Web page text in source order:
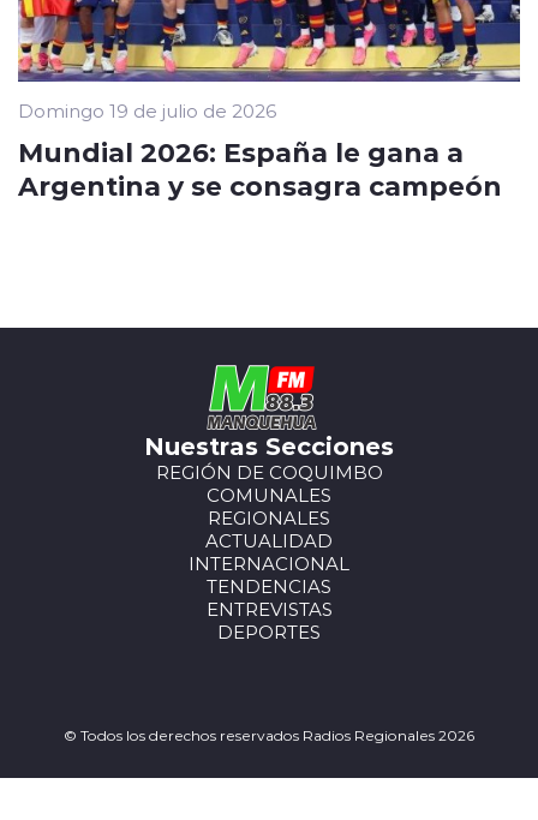
Domingo 19 de julio de 2026
Mundial 2026: España le gana a
Argentina y se consagra campeón
Nuestras Secciones
REGIÓN DE COQUIMBO
COMUNALES
REGIONALES
ACTUALIDAD
INTERNACIONAL
TENDENCIAS
ENTREVISTAS
DEPORTES
© Todos los derechos reservados Radios Regionales 2026